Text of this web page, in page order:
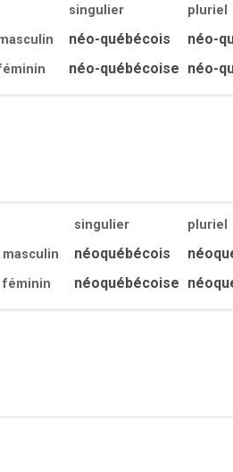
singulier
pluriel
néo-québécois néo-
néo-québécoise néo-
singulier
pluriel
masculin
néoquébécois
féminin néoquébécoise